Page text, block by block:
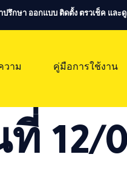
ปรึกษา ออกแบบ ติดตั้ง ตรวเช็ค แ
วาม
คู่มือการใช้งาน
12/